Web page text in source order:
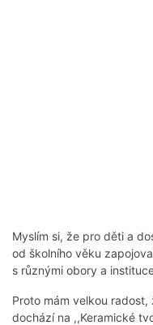
Myslím si, že pro děti a
od školního věku
s různými obory a
Proto mám velkou
dochází na ,,Keramické